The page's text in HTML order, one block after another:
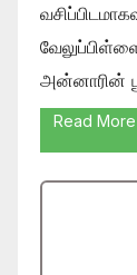
அன்னாரின்
Read More